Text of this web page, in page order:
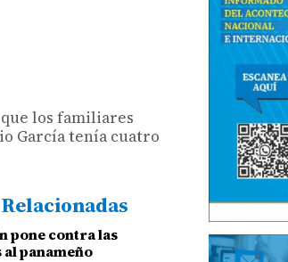
los familiares
García tenía cuatro
pone contra las
panameño